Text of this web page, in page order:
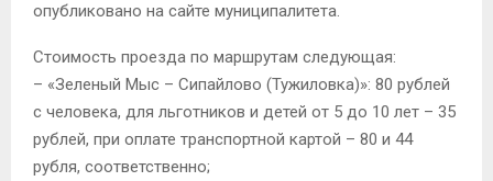
опубликовано на сайте муниципалитета.
Стоимость проезда по маршрутам следующая:
– «Зеленый Мыс – Сипайлово (Тужиловка)»: 80 рублей
с человека, для льготников и детей от 5 до 10 лет – 35
рублей, при оплате транспортной картой – 80 и 44
рубля, соответственно;